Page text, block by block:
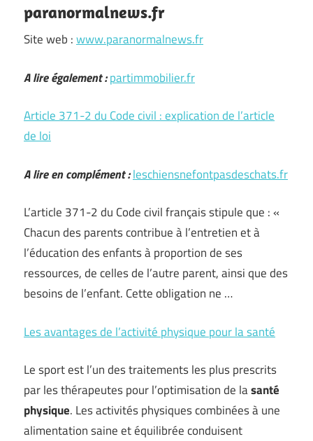
paranormalnews.fr
Site web :www.paranormalnews.fr
A lire également :partimmobilier.fr
Article 371-2 du Code civil : explication de l’article
de loi
A lire en complément :leschiensnefontpasdeschats.fr
L’article 371-2 du Code civil français stipule que : «
Chacun des parents contribue à l’entretien et à
l’éducation des enfants à proportion de ses
ressources, de celles de l’autre parent, ainsi que des
besoins de l’enfant. Cette obligation ne …
Les avantages de l’activité physique pour la santé
Le sport est l’un des traitements les plus prescrits
par les thérapeutes pour l’optimisation de lasanté
physique. Les activités physiques combinées à une
alimentation saine et équilibrée conduisent